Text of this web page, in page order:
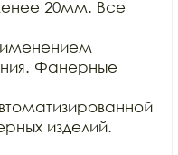
20мм. Все
Фанерные
изделий.